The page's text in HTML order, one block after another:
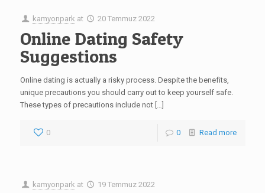
kamyonpark at 20 Temmuz 2022
Online Dating Safety
Suggestions
Online dating is actually a risky process. Despite the benefits,
unique precautions you should carry out to keep yourself safe.
These types of precautions include not […]
0 0 Read more
kamyonpark at 19 Temmuz 2022